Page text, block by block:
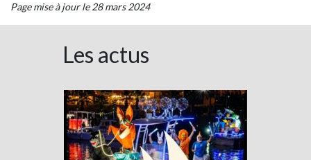
Page mise à jour le 28 mars 2024
Les actus